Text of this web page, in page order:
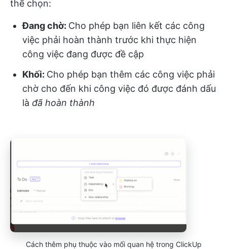
thể chọn:
Đang chờ: Cho phép bạn liên kết các công
việc phải hoàn thành trước khi thực hiện
công việc đang được đề cập
Khối: Cho phép bạn thêm các công việc phải
chờ cho đến khi công việc đó được đánh dấu
là đã hoàn thành
Cách thêm phụ thuộc vào mối quan hệ trong ClickUp